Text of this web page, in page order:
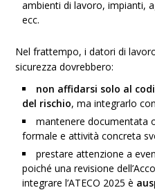
ambienti di lavoro, impianti,
ecc.
Nel frattempo, i datori di
sicurezza dovrebbero:
non affidarsi solo al
del rischio, ma integrarlo
mantenere documentata
formale e attività concreta
prestare attenzione a
poiché una revisione
integrare l’ATECO 2025 è